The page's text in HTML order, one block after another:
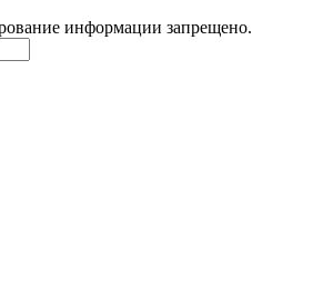
информации запрещено.